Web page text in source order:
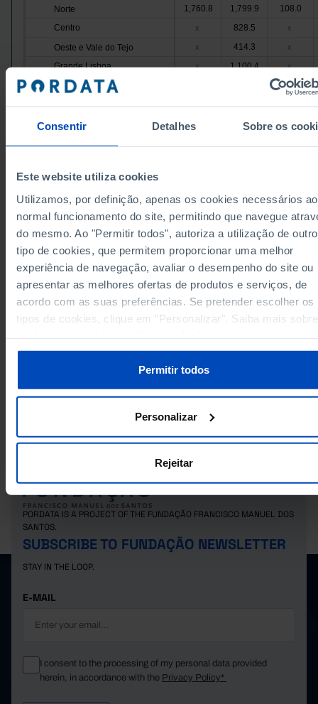
Consentir Detalhes Sobre os
Este website utiliza cookies
Utilizamos, por definição, apenas os cookies necessários ao
normal funcionamento do site, permitindo que navegue
do mesmo. Ao "Permitir todos", autoriza a utilização de outro
tipo de cookies, que permitem proporcionar uma melhor
experiência de navegação, avaliar o desempenho do site ou
apresentar as melhores ofertas de produtos e serviços, de
acordo com as suas preferências. Se pretender escolher os
tipos de cookies, clique em "Personalizar". Saiba mais sobre
Política de Cookies.
Permitir todos
Personalizar
Rejeitar
Norte
1,760.8 1,799.9
108.0
Centro
x 828.5 x
Oeste e Vale do Tejo x 414.3 x
Grande Lisboa x 1,100.4 x
Península de Setúbal x
Alentejo 226.4
Algarve 143.0 245.9
10.1
Região Autónoma dos Açores
Região Autónoma da Madeira
Região Autónoma da Madeira
129.9 130.8 5.3
Data according to the 2024 version of the
Nomenclature of Territorial Units for Statistical
Purposes (NUTS). For data from the 2013 Version
NUTS II and III, updated to January 2024, see the
Excel archive file availablehere.
Sources/Entities: INE, PORDATA
Last updated: 2026-02-12
Inactive population aged 16 and over: total and by work situation in
PORDATA IS A PROJECT OF THE FUNDAÇÃO FRANCISCO MANUEL DOS
SANTOS.
SUBSCRIBE TO FUNDAÇÃO NEWSLETTER
STAY IN THE LOOP.
E-MAIL
I consent to the processing of my personal data provided
herein, in accordance with the Privacy Policy*